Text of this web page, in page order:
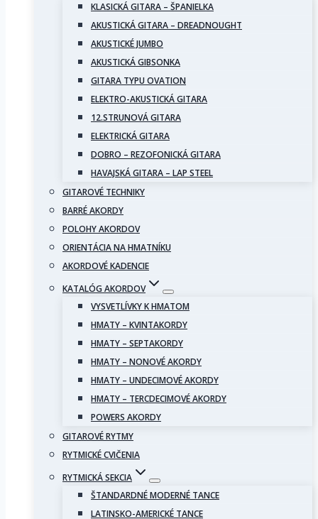
KLASICKÁ GITARA – ŠPANIELKA
AKUSTICKÁ GITARA – DREADNOUGHT
AKUSTICKÉ JUMBO
AKUSTICKÁ GIBSONKA
GITARA TYPU OVATION
ELEKTRO-AKUSTICKÁ GITARA
12.STRUNOVÁ GITARA
ELEKTRICKÁ GITARA
DOBRO – REZOFONICKÁ GITARA
HAVAJSKÁ GITARA – LAP STEEL
GITAROVÉ TECHNIKY
BARRÉ AKORDY
POLOHY AKORDOV
ORIENTÁCIA NA HMATNÍKU
AKORDOVÉ KADENCIE
KATALÓG AKORDOV
VYSVETLÍVKY K HMATOM
HMATY – KVINTAKORDY
HMATY – SEPTAKORDY
HMATY – NONOVÉ AKORDY
HMATY – UNDECIMOVÉ AKORDY
HMATY – TERCDECIMOVÉ AKORDY
POWERS AKORDY
GITAROVÉ RYTMY
RYTMICKÉ CVIČENIA
RYTMICKÁ SEKCIA
ŠTANDARDNÉ MODERNÉ TANCE
LATINSKO-AMERICKÉ TANCE